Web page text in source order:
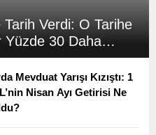
Verdi: O Tarihe
Yüzde 30 Daha
Mevduat Yarışı Kızıştı: 1
Nisan Ayı Getirisi Ne